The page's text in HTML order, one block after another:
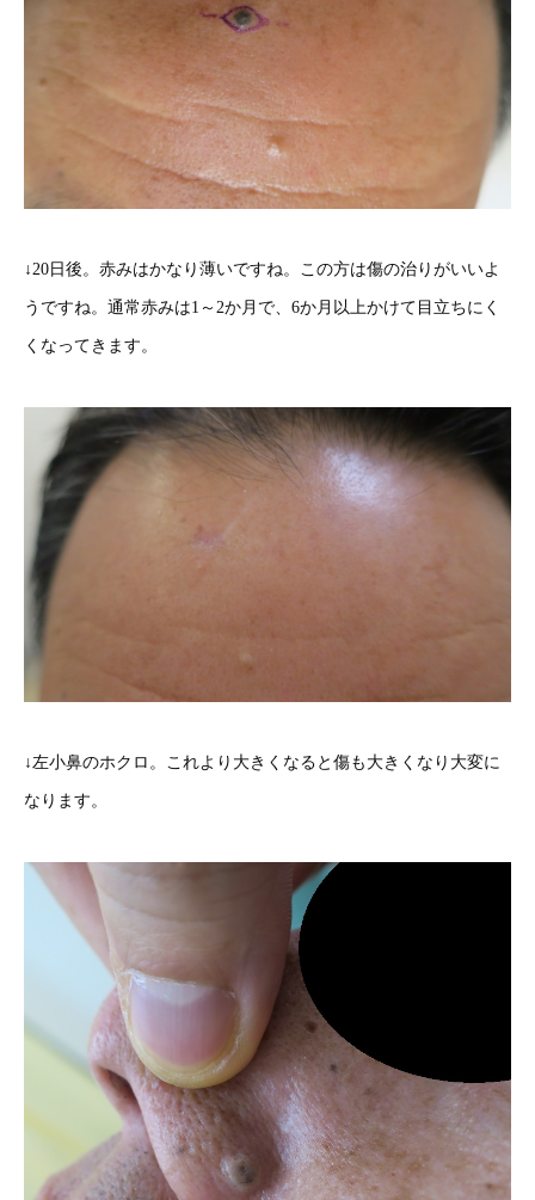
↓20日後。赤みはかなり薄いですね。この方は傷の治りがいいよ
うですね。通常赤みは1～2か月で、6か月以上かけて目立ちにく
くなってきます。
↓左小鼻のホクロ。これより大きくなると傷も大きくなり大変に
なります。